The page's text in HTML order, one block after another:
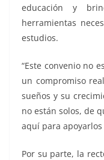
educación y
herramientas
estudios.
“Este convenio no
un compromiso
sueños y su
no están solos, de
aquí para apoyarlos
Por su parte, la